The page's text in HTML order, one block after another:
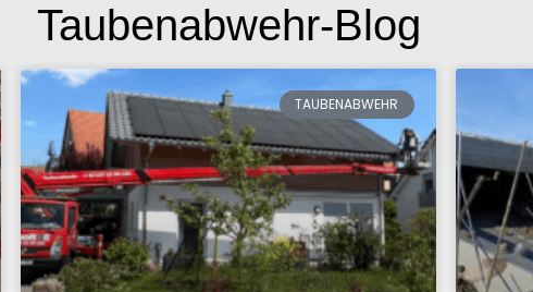
Taubenabwehr-Blog
TAUBENABWEHR